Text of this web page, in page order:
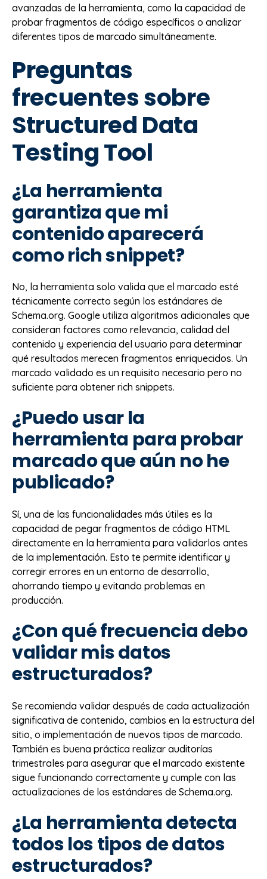
avanzadas de la herramienta, como la capacidad de
probar fragmentos de código específicos o analizar
diferentes tipos de marcado simultáneamente.
Preguntas
frecuentes sobre
Structured Data
Testing Tool
¿La herramienta
garantiza que mi
contenido aparecerá
como rich snippet?
No, la herramienta solo valida que el marcado esté
técnicamente correcto según los estándares de
Schema.org. Google utiliza algoritmos adicionales que
consideran factores como relevancia, calidad del
contenido y experiencia del usuario para determinar
qué resultados merecen fragmentos enriquecidos. Un
marcado validado es un requisito necesario pero no
suficiente para obtener rich snippets.
¿Puedo usar la
herramienta para probar
marcado que aún no he
publicado?
Sí, una de las funcionalidades más útiles es la
capacidad de pegar fragmentos de código HTML
directamente en la herramienta para validarlos antes
de la implementación. Esto te permite identificar y
corregir errores en un entorno de desarrollo,
ahorrando tiempo y evitando problemas en
producción.
¿Con qué frecuencia debo
validar mis datos
estructurados?
Se recomienda validar después de cada actualización
significativa de contenido, cambios en la estructura del
sitio, o implementación de nuevos tipos de marcado.
También es buena práctica realizar auditorías
trimestrales para asegurar que el marcado existente
sigue funcionando correctamente y cumple con las
actualizaciones de los estándares de Schema.org.
¿La herramienta detecta
todos los tipos de datos
estructurados?